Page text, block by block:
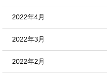
2022年4月
2022年3月
2022年2月